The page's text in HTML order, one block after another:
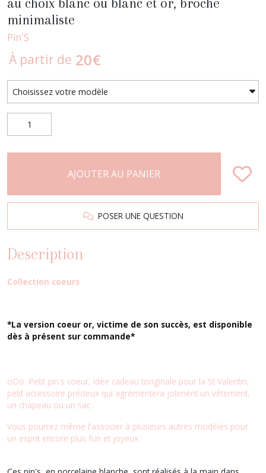
minimaliste
Pin'S
À partir de 20€
AJOUTER AU PANIER
POSER UNE QUESTION
Description
Collection coeurs
*La version coeur or, victime de son succès, est disponible
dès à présent sur commande*
oOo Petit pin's coeur, idée cadeau toriginale pour la St Valentin,
petit accessoire précieux qui agrémentera joliment un vêtement,
un chapeau ou un sac .
Vous pourrez même l'associer à plusieurs autres modèles pour
un esprit encore plus fun et joyeux